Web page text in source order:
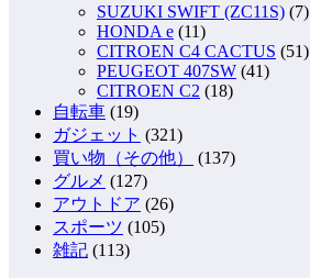
SUZUKI SWIFT (ZC11S) (7)
HONDA e (11)
CITROEN C4 CACTUS (51)
PEUGEOT 407SW (41)
CITROEN C2 (18)
自転車 (19)
ガジェット (321)
買い物（その他）
(137)
グルメ (127)
アウトドア (26)
スポーツ (105)
雑記 (113)